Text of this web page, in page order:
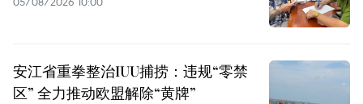
安江省重拳整治IUU捕捞：违规“零禁
区” 全力推动欧盟解除“黄牌”